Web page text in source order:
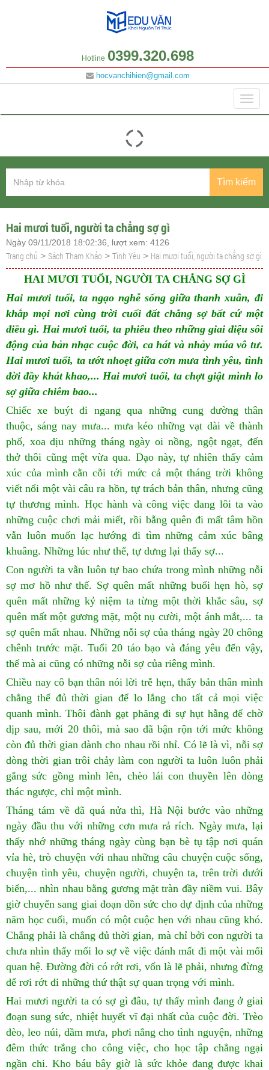
Hotline 0399.320.698
hocvanchihien@gmail.com
Tìm kiếm
Hai mươi tuổi, người ta chẳng sợ gì
Ngày 09/11/2018 18:02:36, lượt xem: 4126
Trang chủ > Sách Tham Khảo > Tình Yêu > Hai mươi tuổi, người ta chẳng sợ gì
HAI MƯƠI TUỔI, NGƯỜI TA CHẲNG SỢ GÌ
Hai mươi tuổi, ta ngạo nghễ sống giữa thanh xuân, đi
khắp mọi nơi cùng trời cuối đất chẳng sợ bất cứ một
điều gì. Hai mươi tuổi, ta phiêu theo những giai điệu sôi
động của bản nhạc cuộc đời, ca hát và nhảy múa vô tư.
Hai mươi tuổi, ta ướt nhoẹt giữa cơn mưa tình yêu, tình
đời đầy khát khao,... Hai mươi tuổi, ta chợt giật mình lo
sợ giữa chiêm bao...
Chiếc xe buýt đi ngang qua những cung đường thân
thuộc, sáng nay mưa... mưa kéo những vạt dài về thành
phố, xoa dịu những tháng ngày oi nồng, ngột ngạt, đến
thở thôi cũng mệt vừa qua. Dạo này, tự nhiên thấy cảm
xúc của mình cằn cỗi tới mức cả một tháng trời không
viết nổi một vài câu ra hồn, tự trách bản thân, nhưng cũng
tự thương mình. Học hành và công việc đang lôi ta vào
những cuộc chơi mải miết, rồi bẵng quên đi mất tâm hồn
vẫn luôn muốn lạc hướng đi tìm những cảm xúc bâng
khuâng. Những lúc như thế, tự dưng lại thấy sợ...
Con người ta vẫn luôn tự bao chứa trong mình những nỗi
sợ mơ hồ như thế. Sợ quên mất những buổi hẹn hò, sợ
quên mất những kỷ niệm ta từng một thời khắc sâu, sợ
quên mất một gương mặt, một nụ cười, một ánh mắt,... ta
sợ quên mất nhau. Những nỗi sợ của tháng ngày 20 chông
chênh trước mặt. Tuổi 20 táo bạo và đáng yêu đến vậy,
thế mà ai cũng có những nỗi sợ của riêng mình.
Chiều nay cô bạn thân nói lời trễ hẹn, thấy bản thân mình
chẳng thể đủ thời gian để lo lắng cho tất cả mọi việc
quanh mình. Thôi đành gạt phăng đi sự hụt hẫng để chờ
dịp sau, mới 20 thôi, mà sao đã bận rộn tới mức không
còn đủ thời gian dành cho nhau rồi nhỉ. Có lẽ là vì, nỗi sợ
dòng thời gian trôi chảy làm con người ta luôn luôn phải
gắng sức gồng mình lên, chèo lái con thuyền lên dòng
thác ngược, chỉ một mình.
Tháng tám về đã quá nửa thì, Hà Nội bước vào những
ngày đầu thu với những cơn mưa rả rích. Ngày mưa, lại
thấy nhớ những tháng ngày cùng bạn bè tụ tập nơi quán
vỉa hè, trò chuyện với nhau những câu chuyện cuộc sống,
chuyện tình yêu, chuyện người, chuyện ta, trên trời dưới
biển,... nhìn nhau bằng gương mặt tràn đầy niềm vui. Bây
giờ chuyển sang giai đoạn dồn sức cho dự định của những
năm học cuối, muốn có một cuộc hẹn với nhau cũng khó.
Chẳng phải là chẳng đủ thời gian, mà chỉ bởi con người ta
chưa nhìn thấy mối lo sợ về việc đánh mất đi một vài mối
quan hệ. Đường đời có rớt rơi, vốn là lẽ phải, nhưng đừng
để rơi rớt đi những thứ thật sự quan trọng với mình.
Hai mươi người ta có sợ gì đâu, tự thấy mình đang ở giai
đoạn sung sức, nhiệt huyết vĩ đại nhất của cuộc đời. Trèo
đèo, leo núi, dầm mưa, phơi nắng cho tình nguyện, những
đêm thức trắng cho công việc, cho học tập chẳng ngại
ngần chi. Kho báu bây giờ là sức khỏe đang được khai